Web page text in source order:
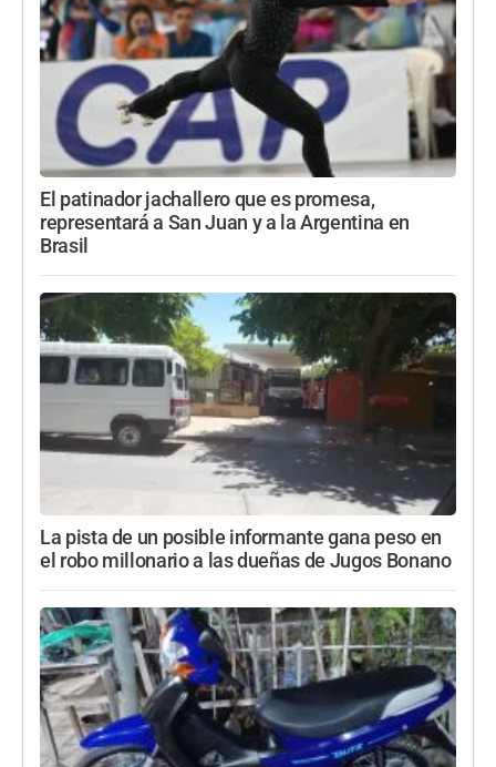
El patinador jachallero que es promesa,
representará a San Juan y a la Argentina en
Brasil
La pista de un posible informante gana peso en
el robo millonario a las dueñas de Jugos Bonano